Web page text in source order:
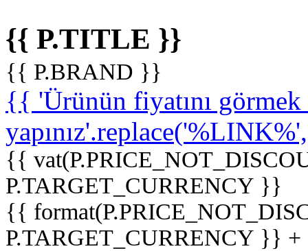
{{ P.TITLE }}
{{ P.BRAND }}
{{ 'Ürünün fiyatını
{{
P.TARGET_CURRENCY }}
{{
P.TARGET_CURRENCY }}